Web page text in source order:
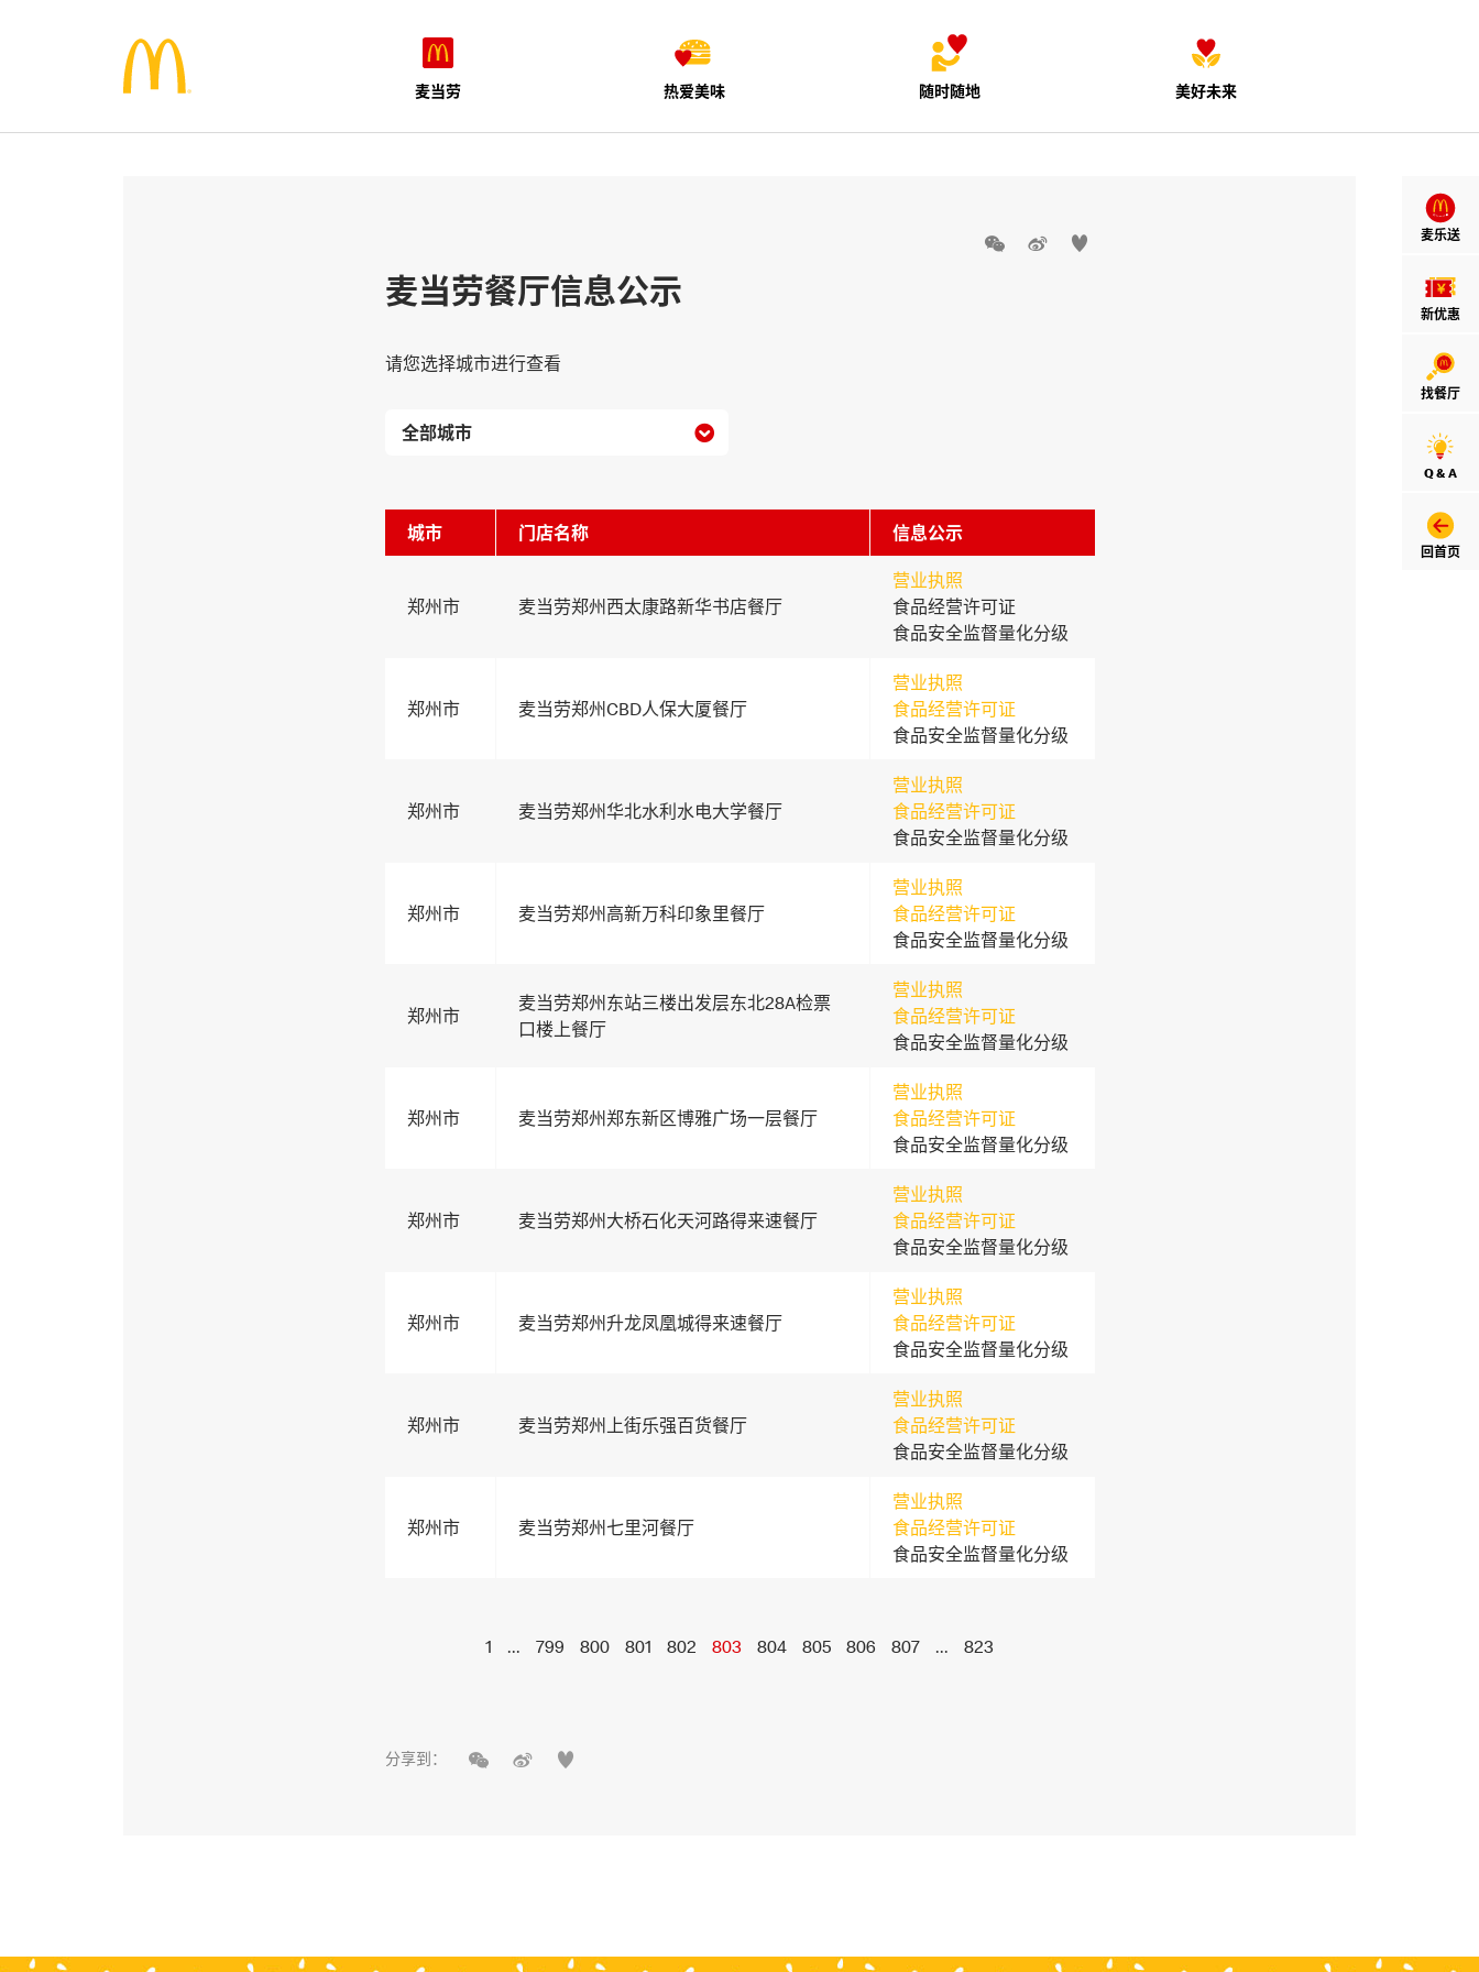
麦当劳 热爱美味 随时随地 美好未来
麦乐送
新优惠
找餐厅
Q & A
回首页
  
麦当劳餐厅信息公示
请您选择城市进行查看

城市 门店名称 信息公示
郑州市 麦当劳郑州西太康路新华书店餐厅
营业执照
食品经营许可证
食品安全监督量化分级
郑州市 麦当劳郑州CBD人保大厦餐厅
营业执照
食品经营许可证
食品安全监督量化分级
郑州市 麦当劳郑州华北水利水电大学餐厅
营业执照
食品经营许可证
食品安全监督量化分级
郑州市 麦当劳郑州高新万科印象里餐厅
营业执照
食品经营许可证
食品安全监督量化分级
郑州市
麦当劳郑州东站三楼出发层东北28A检票
口楼上餐厅
营业执照
食品经营许可证
食品安全监督量化分级
郑州市 麦当劳郑州郑东新区博雅广场一层餐厅
营业执照
食品经营许可证
食品安全监督量化分级
郑州市 麦当劳郑州大桥石化天河路得来速餐厅
营业执照
食品经营许可证
食品安全监督量化分级
郑州市 麦当劳郑州升龙凤凰城得来速餐厅
营业执照
食品经营许可证
食品安全监督量化分级
郑州市 麦当劳郑州上街乐强百货餐厅
营业执照
食品经营许可证
食品安全监督量化分级
郑州市 麦当劳郑州七里河餐厅
营业执照
食品经营许可证
食品安全监督量化分级
1 ... 799 800 801 802 803 804 805 806 807 ... 823
分享到：   